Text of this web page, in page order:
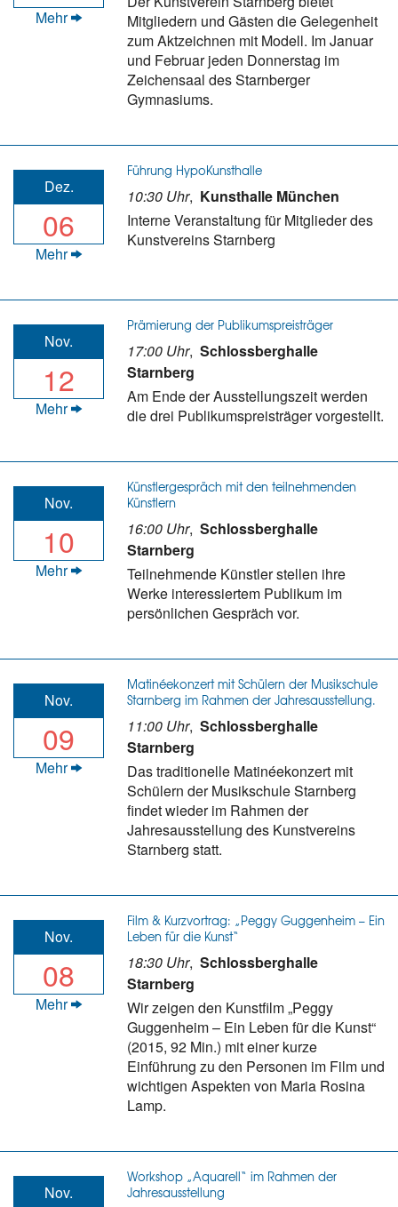
Mehr
Mitgliedern und Gästen die Gelegenheit
zum Aktzeichnen mit Modell. Im Januar
und Februar jeden Donnerstag im
Zeichensaal des Starnberger
Gymnasiums.
Dez.
06
Mehr
Führung HypoKunsthalle
10:30 Uhr, Kunsthalle München
Interne Veranstaltung für Mitglieder des
Kunstvereins Starnberg
Nov.
12
Mehr
Prämierung der Publikumspreisträger
17:00 Uhr, Schlossberghalle
Starnberg
Am Ende der Ausstellungszeit werden
die drei Publikumspreisträger vorgestellt.
Nov.
10
Mehr
Künstlergespräch mit den teilnehmenden
Künstlern
16:00 Uhr, Schlossberghalle
Starnberg
Teilnehmende Künstler stellen ihre
Werke interessiertem Publikum im
persönlichen Gespräch vor.
Nov.
09
Mehr
Matinéekonzert mit Schülern der Musikschule
Starnberg im Rahmen der Jahresausstellung.
11:00 Uhr, Schlossberghalle
Starnberg
Das traditionelle Matinéekonzert mit
Schülern der Musikschule Starnberg
findet wieder im Rahmen der
Jahresausstellung des Kunstvereins
Starnberg statt.
Nov.
08
Mehr
Film & Kurzvortrag: „Peggy Guggenheim – Ein
Leben für die Kunst“
18:30 Uhr, Schlossberghalle
Starnberg
Wir zeigen den Kunstfilm „Peggy
Guggenheim – Ein Leben für die Kunst“
(2015, 92 Min.) mit einer kurze
Einführung zu den Personen im Film und
wichtigen Aspekten von Maria Rosina
Lamp.
Nov.
Workshop „Aquarell“ im Rahmen der
Jahresausstellung